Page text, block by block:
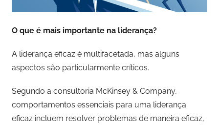
O que é mais importante na liderança?
A liderança eficaz é multifacetada, mas alguns
aspectos são particularmente críticos.
Segundo a consultoria McKinsey & Company,
comportamentos essenciais para uma liderança
eficaz incluem resolver problemas de maneira eficaz,